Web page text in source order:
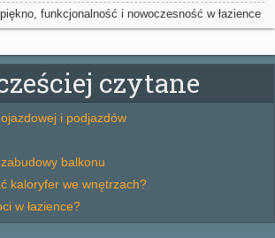
funkcjonalność i nowoczesność w łazience
czytane
i podjazdów
balkonu
kaloryfer we wnętrzach?
w łazience?